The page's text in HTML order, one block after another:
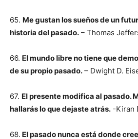
65. Me gustan los sueños de un
historia del pasado. – Thomas
66. El mundo libre no tiene que
de su propio pasado. – Dwight D.
67. El presente modifica al pasado.
hallarás lo que dejaste atrás. -Kiran
68. El pasado nunca está donde